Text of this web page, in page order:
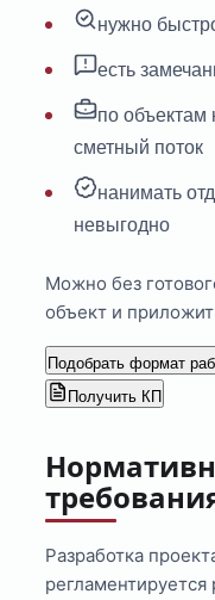
нужно
есть
по объектам
сметный поток
нанимать
невыгодно
Можно без
объект и
Подобрать формат
Получить КП
Разработка